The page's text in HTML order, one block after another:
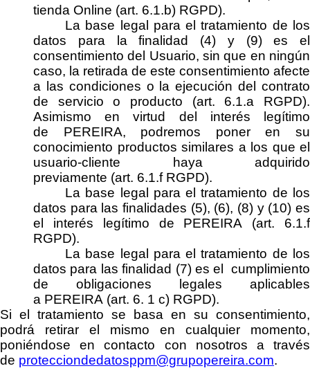
tienda Online (art. 6.1.b) RGPD).
La base legal
para el tratamiento de los
datos para la finalidad (4) y (9)es el
consentimiento del Usuario, sin que en ningún
caso, la retirada de este consentimiento afecte
a las condiciones o la ejecución del contrato
de servicio o producto (art. 6.1.a RGPD).
Asimismo en virtud del interés legítimo
de PEREIRA, podremos
poner en su
conocimiento productos similares a los que el
usuario-cliente haya adquirido
previamente (art. 6.1.f RGPD).
La base legal
para el tratamiento de los
datos para las finalidades (5), (6), (8) y (10)es
el interés legítimo de PEREIRA (art. 6.1.f
RGPD).
La base legal
para el tratamiento de los
datos para las finalidad (7) es el cumplimiento
de obligaciones legales aplicables
a PEREIRA (art. 6. 1 c) RGPD).
Si el tratamiento se basa en su consentimiento,
podrá retirar el mismo en cualquier momento,
poniéndose en contacto con nosotros a través
de protecciondedatosppm@grupopereira.com.